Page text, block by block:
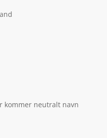
kommer neutralt navn